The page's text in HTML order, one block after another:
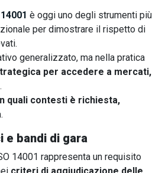
è oggi uno degli strumenti più
per dimostrare il rispetto di
generalizzato, ma nella pratica
per accedere a mercati,
.
quali contesti è richiesta,
.
e bandi di gara
14001 rappresenta un requisito